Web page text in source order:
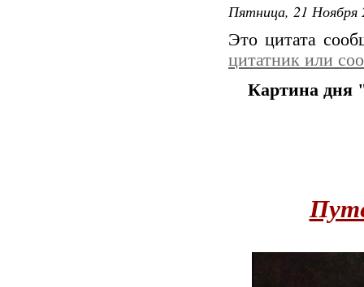
Пятница, 21 Ноября
Это цитата
цитатник или
Картина дня